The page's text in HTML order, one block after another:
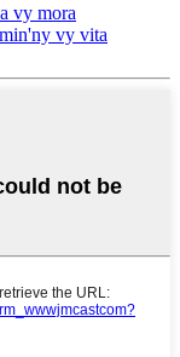
vy mora
vy vita